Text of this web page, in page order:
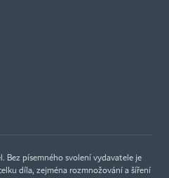
Bez písemného svolení vydavatele je
díla, zejména rozmnožování a šíření